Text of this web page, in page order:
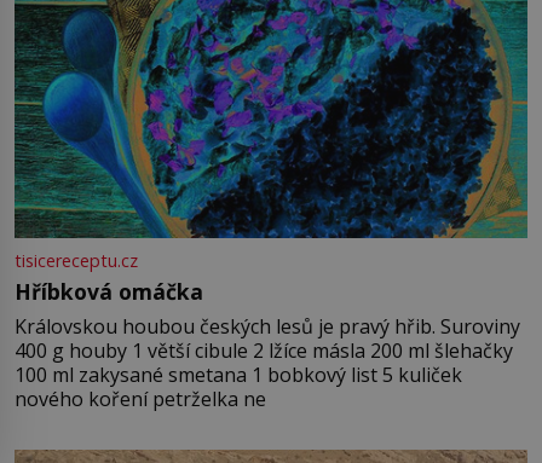
tisicereceptu.cz
Hříbková omáčka
Královskou houbou českých lesů je pravý hřib. Suroviny
400 g houby 1 větší cibule 2 lžíce másla 200 ml šlehačky
100 ml zakysané smetana 1 bobkový list 5 kuliček
nového koření petrželka ne